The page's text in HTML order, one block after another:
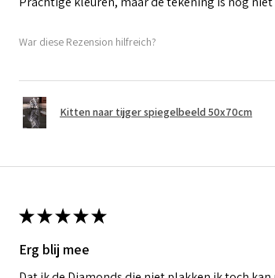
War diese Rezension hilfreich?
Kitten naar tijger spiegelbeeld 50x70cm
★★★★★
Erg blij mee